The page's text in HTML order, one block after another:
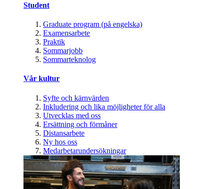
Student
Graduate program (på engelska)
Examensarbete
Praktik
Sommarjobb
Sommarteknolog
Vår kultur
Syfte och kärnvärden
Inkludering och lika möjligheter för alla
Utvecklas med oss
Ersättning och förmåner
Distansarbete
Ny hos oss
Medarbetarundersökningar